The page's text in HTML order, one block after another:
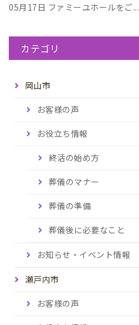
05月17日 ファミーユホールをご...
カテゴリ
岡山市
お客様の声
お役立ち情報
終活の始め方
葬儀のマナー
葬儀の準備
葬儀後に必要なこと
お知らせ・イベント情報
瀬戸内市
お客様の声